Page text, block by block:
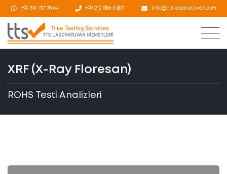
+90 541 137 78 64 +90 212 886 5 887 info@ttslaboratuvar.com
XRF (X-Ray Floresan)
ROHS Testi Analizleri